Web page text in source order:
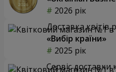
2026 рік
Доставка квітів
«Вибір країни»
2025 рік
Сервіс доставки